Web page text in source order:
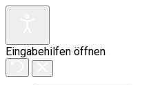
Eingabehilfen öffnen